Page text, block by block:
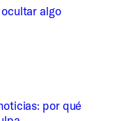
algo
por qué